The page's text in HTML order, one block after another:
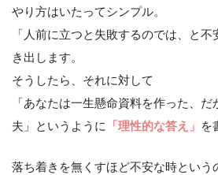
やり方はいたってシンプル。
「人前に立つと失敗するのでは、と
き出します。
そうしたら、それに対して
「あなたは一生懸命資料を作った、
夫」というように
「理性的な答え」 を
落ち着きを無くすほど不安な時という